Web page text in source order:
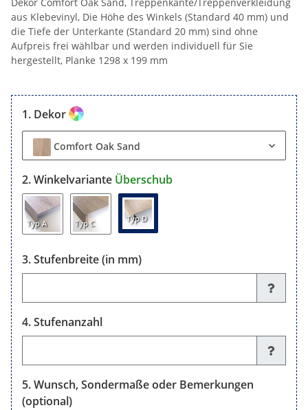
aus Klebevinyl, Die Höhe des Winkels (Standard 40 mm) und
die Tiefe der Unterkante (Standard 20 mm) sind ohne
Aufpreis frei wählbar und werden individuell für Sie
hergestellt, Planke 1298 x 199 mm
Dekor
Comfort Oak Sand
Winkelvariante Überschub
Typ A Typ C Typ D
Stufenbreite (in mm)
Stufenanzahl
Wunsch, Sondermaße oder Bemerkungen
(optional)